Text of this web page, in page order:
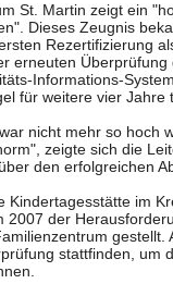
St. Martin zeigt ein
Dieses Zeugnis
Rezertifizierung
erneuten
Informations-
für weitere vier Jahre
nicht mehr so hoch
zeigte sich die
den erfolgreichen
Kindertagesstätte im
2007 der
gestellt.
stattfinden, um